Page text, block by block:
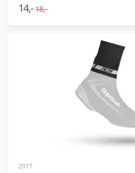
14,- 18,-
2017